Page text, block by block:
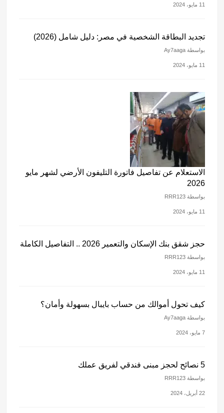
11 مايو، 2024
تجديد البطاقة الشخصية في مصر: دليل شامل (2026)
بواسطة Ay7aaga
11 مايو، 2024
الاستعلام عن تفاصيل فاتورة التليفون الأرضي لشهر مايو
2026
بواسطة RRR123
11 مايو، 2024
حجز شقق بنك الإسكان والتعمير 2026 .. التفاصيل الكاملة
بواسطة RRR123
11 مايو، 2024
كيف تحول أموالك من حساب بايبال بسهولة وأمان؟
بواسطة Ay7aaga
7 مايو، 2024
5 نصائح لحجز مبنى فندقي لفريق عملك
بواسطة RRR123
22 أبريل، 2024